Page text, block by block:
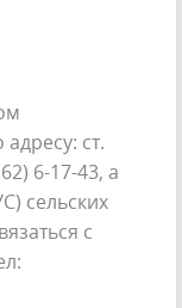
ст.
6-17-43, а
сельских
с